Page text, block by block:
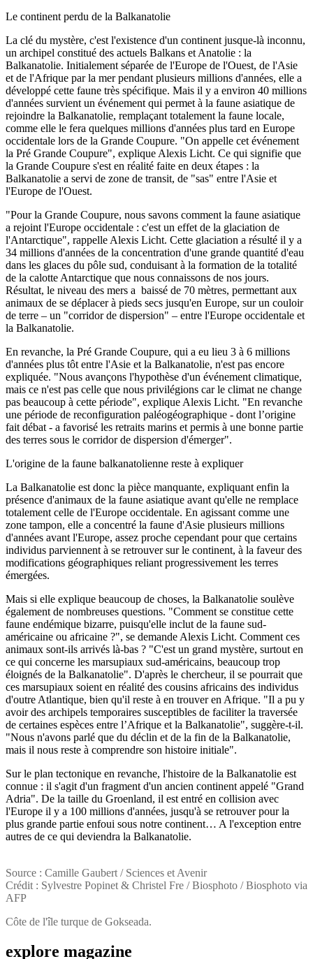
Le continent perdu de la Balkanatolie
La clé du mystère, c'est l'existence d'un continent jusque-là inconnu,
un archipel constitué des actuels Balkans et Anatolie : la
Balkanatolie. Initialement séparée de l'Europe de l'Ouest, de l'Asie
et de l'Afrique par la mer pendant plusieurs millions d'années, elle a
développé cette faune très spécifique. Mais il y a environ 40 millions
d'années survient un événement qui permet à la faune asiatique de
rejoindre la Balkanatolie, remplaçant totalement la faune locale,
comme elle le fera quelques millions d'années plus tard en Europe
occidentale lors de la Grande Coupure. "On appelle cet événement
la Pré Grande Coupure", explique Alexis Licht. Ce qui signifie que
la Grande Coupure s'est en réalité faite en deux étapes : la
Balkanatolie a servi de zone de transit, de "sas" entre l'Asie et
l'Europe de l'Ouest.
"Pour la Grande Coupure, nous savons comment la faune asiatique
a rejoint l'Europe occidentale : c'est un effet de la glaciation de
l'Antarctique", rappelle Alexis Licht. Cette glaciation a résulté il y a
34 millions d'années de la concentration d'une grande quantité d'eau
dans les glaces du pôle sud, conduisant à la formation de la totalité
de la calotte Antarctique que nous connaissons de nos jours.
Résultat, le niveau des mers a baissé de 70 mètres, permettant aux
animaux de se déplacer à pieds secs jusqu'en Europe, sur un couloir
de terre – un "corridor de dispersion" – entre l'Europe occidentale et
la Balkanatolie.
En revanche, la Pré Grande Coupure, qui a eu lieu 3 à 6 millions
d'années plus tôt entre l'Asie et la Balkanatolie, n'est pas encore
expliquée. "Nous avançons l'hypothèse d'un événement climatique,
mais ce n'est pas celle que nous privilégions car le climat ne change
pas beaucoup à cette période", explique Alexis Licht. "En revanche
une période de reconfiguration paléogéographique - dont l’origine
fait débat - a favorisé les retraits marins et permis à une bonne partie
des terres sous le corridor de dispersion d'émerger".
L'origine de la faune balkanatolienne reste à expliquer
La Balkanatolie est donc la pièce manquante, expliquant enfin la
présence d'animaux de la faune asiatique avant qu'elle ne remplace
totalement celle de l'Europe occidentale. En agissant comme une
zone tampon, elle a concentré la faune d'Asie plusieurs millions
d'années avant l'Europe, assez proche cependant pour que certains
individus parviennent à se retrouver sur le continent, à la faveur des
modifications géographiques reliant progressivement les terres
émergées.
Mais si elle explique beaucoup de choses, la Balkanatolie soulève
également de nombreuses questions. "Comment se constitue cette
faune endémique bizarre, puisqu'elle inclut de la faune sud-
américaine ou africaine ?", se demande Alexis Licht. Comment ces
animaux sont-ils arrivés là-bas ? "C'est un grand mystère, surtout en
ce qui concerne les marsupiaux sud-américains, beaucoup trop
éloignés de la Balkanatolie". D'après le chercheur, il se pourrait que
ces marsupiaux soient en réalité des cousins africains des individus
d'outre Atlantique, bien qu'il reste à en trouver en Afrique. "Il a pu y
avoir des archipels temporaires susceptibles de faciliter la traversée
de certaines espèces entre l’Afrique et la Balkanatolie", suggère-t-il.
"Nous n'avons parlé que du déclin et de la fin de la Balkanatolie,
mais il nous reste à comprendre son histoire initiale".
Sur le plan tectonique en revanche, l'histoire de la Balkanatolie est
connue : il s'agit d'un fragment d'un ancien continent appelé "Grand
Adria". De la taille du Groenland, il est entré en collision avec
l'Europe il y a 100 millions d'années, jusqu'à se retrouver pour la
plus grande partie enfoui sous notre continent… A l'exception entre
autres de ce qui deviendra la Balkanatolie.
Source : Camille Gaubert / Sciences et Avenir
Crédit : Sylvestre Popinet & Christel Fre / Biosphoto / Biosphoto via
AFP
Côte de l'île turque de Gokseada.
explore magazine